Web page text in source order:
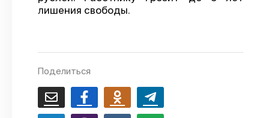
Справочник
О проекте
Политика конфиденциальности
лишения свободы.
Поделиться